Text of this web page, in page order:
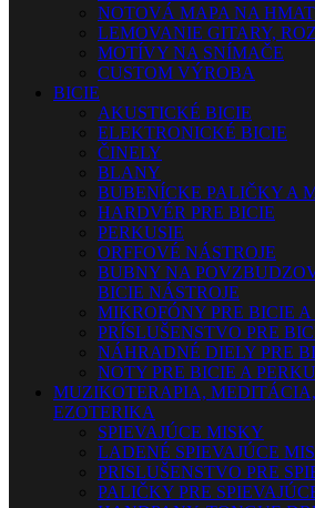
NOTOVÁ MAPA NA
LEMOVANIE GITARY,
MOTÍVY NA SNÍMAČE
CUSTOM VÝROBA
BICIE
AKUSTICKÉ BICIE
ELEKTRONICKÉ BICIE
ČINELY
BLANY
BUBENÍCKE PALIČKY A
HARDVÉR PRE BICIE
PERKUSIE
ORFFOVÉ NÁSTROJE
BUBNY NA
BICIE NÁSTROJE
MIKROFÓNY PRE BICIE A
PRÍSLUŠENSTVO PRE
NÁHRADNÉ DIELY PRE
NOTY PRE BICIE A
MUZIKOTERAPIA,
EZOTERIKA
SPIEVAJÚCE MISKY
LADENÉ SPIEVAJÚCE
PRISLUŠENSTVO PRE
PALIČKY PRE